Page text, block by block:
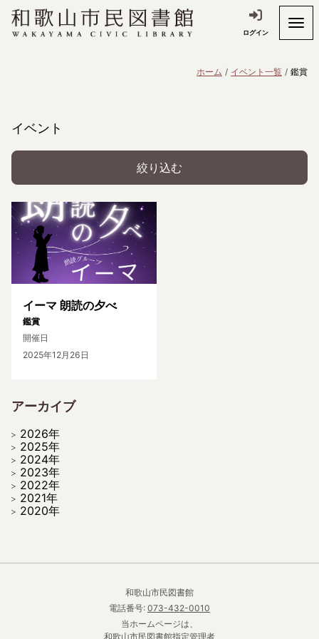
ログイン
ホーム イベント一覧 鑑賞
イベント
絞り込む
イーマ 朗読の夕べ
鑑賞
開催日
2025年12月26日
アーカイブ
2026年
2025年
2024年
2023年
2022年
2021年
2020年
和歌山市民図書館
電話番号: 073-432-0010
当ホームページは、
和歌山市民図書館指定管理者